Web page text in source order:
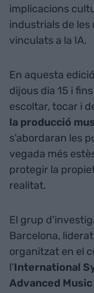
implicacions
industrials de les
vinculats a la IA.
En aquesta
dijous dia 15 i
escoltar, tocar i
la producció
s'abordaran les
vegada més
protegir la
realitat.
El grup
Barcelona,
organitzat en el
l'International
Advanced